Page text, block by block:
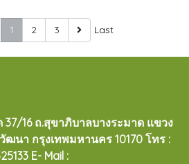
1 2 3 Last
16 ถ.สุขาภิบาลบางระมาด แขวง
นา กรุงเทพมหานคร 10170 โทร :
E- Mail :